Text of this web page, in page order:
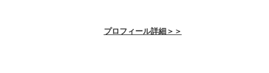
プロフィール詳細＞＞